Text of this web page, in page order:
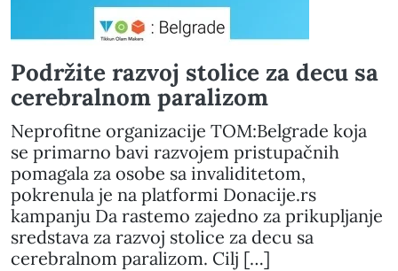
Podržite razvoj stolice za decu sa
cerebralnom paralizom
Neprofitne organizacije TOM:Belgrade koja
se primarno bavi razvojem pristupačnih
pomagala za osobe sa invaliditetom,
pokrenula je na platformi Donacije.rs
kampanju Da rastemo zajedno za prikupljanje
sredstava za razvoj stolice za decu sa
cerebralnom paralizom. Cilj […]